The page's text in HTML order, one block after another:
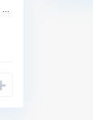
...